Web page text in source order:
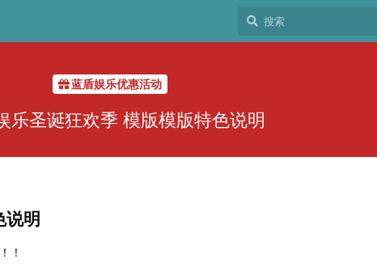
蓝盾娱乐优惠活动
乐圣诞狂欢季 模版模版特色说明
说明
！